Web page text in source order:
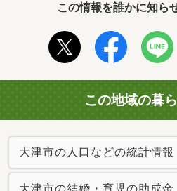
この情報を誰かに知ら
この地域の暮
大津市の人口などの統計情報